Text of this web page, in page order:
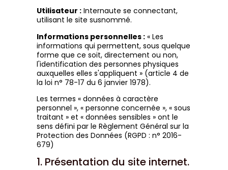
Utilisateur : Internaute se connectant,
utilisant le site susnommé.
Informations personnelles : « Les
informations qui permettent, sous quelque
forme que ce soit, directement ou non,
l'identification des personnes physiques
auxquelles elles s'appliquent » (article 4 de
la loi n° 78-17 du 6 janvier 1978).
Les termes « données à caractère
personnel », « personne concernée », « sous
traitant » et « données sensibles » ont le
sens défini par le Règlement Général sur la
Protection des Données (RGPD : n° 2016-
679)
1. Présentation du site internet.